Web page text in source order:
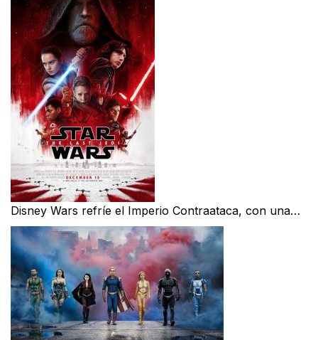
Disney Wars refríe el Imperio Contraataca, con una…